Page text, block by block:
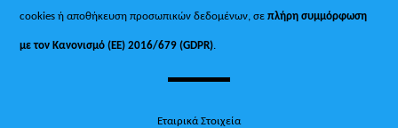
cookies ή αποθήκευση προσωπικών δεδομένων, σεπλήρη συμμόρφωση
με τον Κανονισμό (ΕΕ) 2016/679 (GDPR).
Εταιρικά Στοιχεία